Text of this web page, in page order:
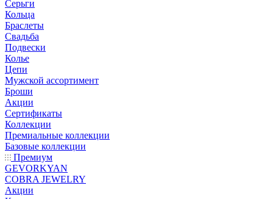
Серьги
Кольца
Браслеты
Свадьба
Подвески
Колье
Цепи
Мужской ассортимент
Броши
Акции
Сертификаты
Коллекции
Премиальные коллекции
Базовые коллекции
Премиум
GEVORKYAN
COBRA JEWELRY
Акции